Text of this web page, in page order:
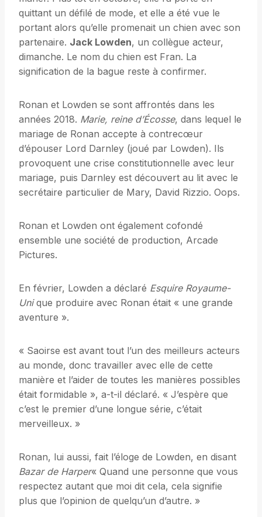
quittant un défilé de mode, et elle a été vue le
portant alors qu’elle promenait un chien avec son
partenaire. Jack Lowden, un collègue acteur,
dimanche. Le nom du chien est Fran. La
signification de la bague reste à confirmer.
Ronan et Lowden se sont affrontés dans les
années 2018. Marie, reine d’Écosse, dans lequel le
mariage de Ronan accepte à contrecœur
d’épouser Lord Darnley (joué par Lowden). Ils
provoquent une crise constitutionnelle avec leur
mariage, puis Darnley est découvert au lit avec le
secrétaire particulier de Mary, David Rizzio. Oops.
Ronan et Lowden ont également cofondé
ensemble une société de production, Arcade
Pictures.
En février, Lowden a déclaré Esquire Royaume-
Unique produire avec Ronan était « une grande
aventure ».
« Saoirse est avant tout l’un des meilleurs acteurs
au monde, donc travailler avec elle de cette
manière et l’aider de toutes les manières possibles
était formidable », a-t-il déclaré. « J’espère que
c’est le premier d’une longue série, c’était
merveilleux. »
Ronan, lui aussi, fait l’éloge de Lowden, en disant
Bazar de Harper« Quand une personne que vous
respectez autant que moi dit cela, cela signifie
plus que l’opinion de quelqu’un d’autre. »